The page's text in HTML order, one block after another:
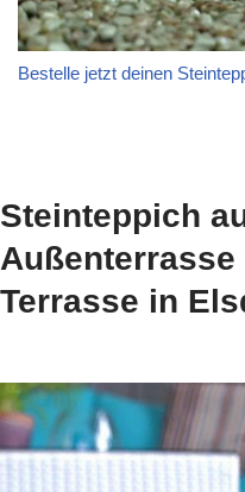
Bestelle jetzt deinen
Steinteppich
Außenterrasse
Terrasse in